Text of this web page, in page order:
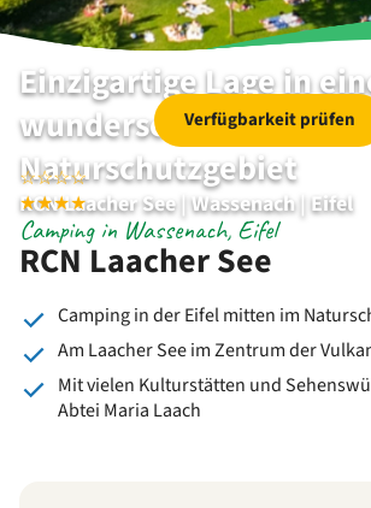
Einzigartige Lage in
wunderschönen
Naturschutzgebiet
RCN Laacher See | Wassenach | Eifel
Verfügbarkeit prüfen
☆☆☆☆
★★★★
RCN Laacher See
Camping in Wassenach, Eifel
Camping in der Eifel mitten im
Am Laacher See im Zentrum der
Mit vielen Kulturstätten und
Abtei Maria Laach